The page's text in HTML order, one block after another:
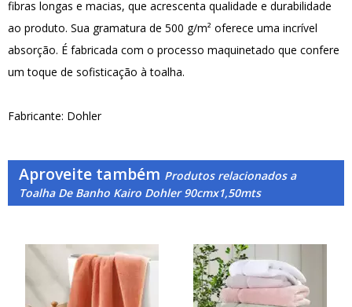
fibras longas e macias, que acrescenta qualidade e durabilidade
ao produto. Sua gramatura de 500 g/m² oferece uma incrível
absorção. É fabricada com o processo maquinetado que confere
um toque de sofisticação à toalha.
Fabricante: Dohler
Aproveite também Produtos relacionados a
Toalha De Banho Kairo Dohler 90cmx1,50mts